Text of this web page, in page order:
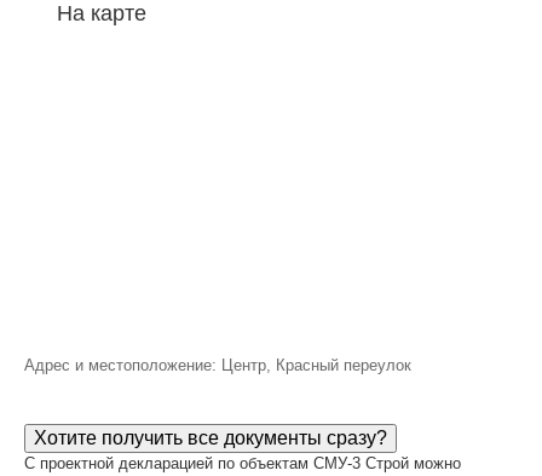
На карте
Адрес и местоположение: Центр, Красный переулок
Хотите получить все документы сразу?
С проектной декларацией по объектам СМУ-3 Строй можно